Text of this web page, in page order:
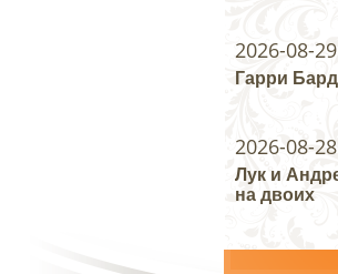
2026-08-29
Гарри
2026-08-28
Лук и
на двоих